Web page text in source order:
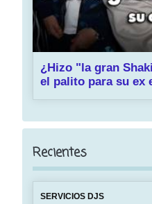
¿Hizo "la gran
el palito para su ex
Recientes
SERVICIOS DJS